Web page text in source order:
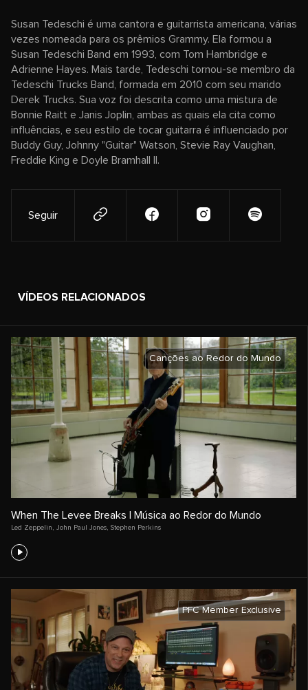
Susan Tedeschi é uma cantora e guitarrista americana, várias
vezes nomeada para os prêmios Grammy. Ela formou a
Susan Tedeschi Band em 1993, com Tom Hambridge e
Adrienne Hayes. Mais tarde, Tedeschi tornou-se membro da
Tedeschi Trucks Band, formada em 2010 com seu marido
Derek Trucks. Sua voz foi descrita como uma mistura de
Bonnie Raitt e Janis Joplin, ambas as quais ela cita como
influências, e seu estilo de tocar guitarra é influenciado por
Buddy Guy, Johnny "Guitar" Watson, Stevie Ray Vaughan,
Freddie King e Doyle Bramhall II.
Seguir
VÍDEOS RELACIONADOS
Canções ao Redor do Mundo
When The Levee Breaks | Música ao Redor do Mundo
Led Zeppelin John Paul Jones Stephen Perkins
PFC Member Exclusive